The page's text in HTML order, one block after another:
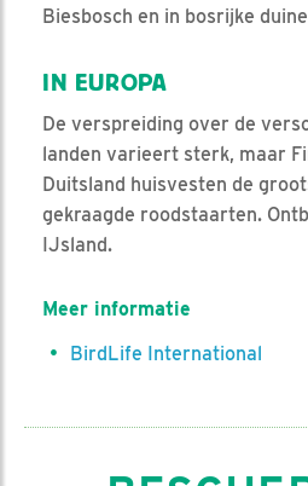
Biesbosch en in bosrijke
IN EUROPA
De verspreiding over de
landen varieert sterk, maar
Duitsland huisvesten de
gekraagde roodstaarten.
IJsland.
Meer informatie
BirdLife International